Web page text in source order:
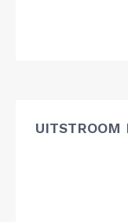
UITSTROOM